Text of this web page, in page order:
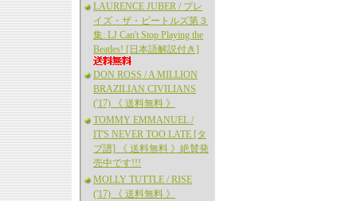
LAURENCE JUBER / プレ
イズ・ザ・ビートルズ第３
集: LJ Can't Stop Playing the
Beatles! [日本語解説付き]
DON ROSS / A MILLION
BRAZILIAN CIVILIANS
('17) 《 送料無料 》
TOMMY EMMANUEL /
IT'S NEVER TOO LATE [タ
ブ譜] 《 送料無料 》絶賛発
売中です!!!
MOLLY TUTTLE / RISE
('17) 《 送料無料 》